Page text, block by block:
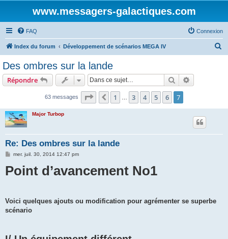
www.messagers-galactiques.com
FAQ Connexion
Index du forum Développement de scénarios MEGA IV
Des ombres sur la lande
Répondre Rechercher
63 messages Page sur
Précédente
1 3 4 5 6 7
Major Turbop
Re: Des ombres sur la lande
M
s
s
mer. juil. 30, 2014 12:47 pm
Point d’avancement No1
Voici quelques ajouts ou modification pour agrémenter se superbe
scénario